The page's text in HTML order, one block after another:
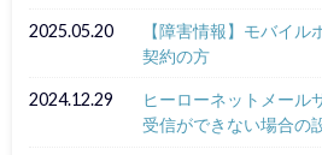
2025.05.20
【障害情報】モバイ
契約の方
2024.12.29
ヒーローネットメール
受信ができない場合の